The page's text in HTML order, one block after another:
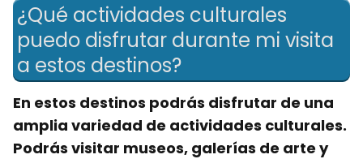
¿Qué actividades culturales
puedo disfrutar durante mi visita
a estos destinos?
En estos destinos podrás disfrutar de una
amplia variedad de actividades culturales.
Podrás visitar museos, galerías de arte y